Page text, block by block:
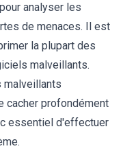
analyser les
de menaces. Il est
la plupart des
malveillants.
malveillants
cacher profondément
essentiel d'effectuer